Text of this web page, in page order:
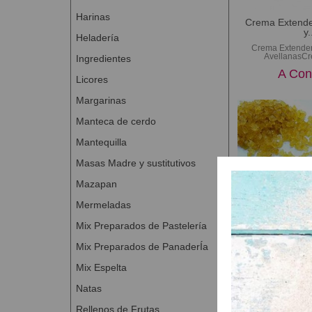
Harinas
Heladería
Ingredientes
Licores
Margarinas
Manteca de cerdo
Mantequilla
Masas Madre y sustitutivos
Mazapan
Mermeladas
Mix Preparados de Pastelería
Mix Preparados de PanaderÍa
Mix Espelta
Natas
Rellenos de Frutas
Crema
Crema
A
Picadillo de
una gran
A